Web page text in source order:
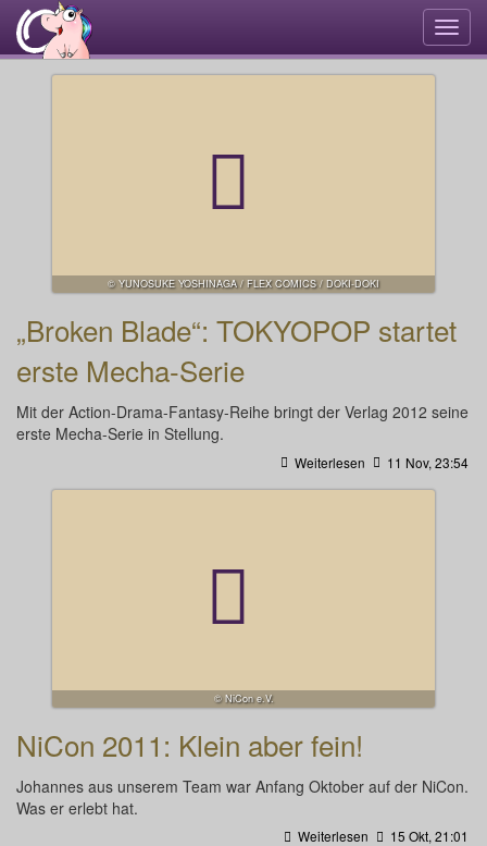
© YUNOSUKE YOSHINAGA / FLEX COMICS / DOKI-DOKI
„Broken Blade“: TOKYOPOP startet
erste Mecha-Serie
Mit der Action-Drama-Fantasy-Reihe bringt der Verlag 2012 seine
erste Mecha-Serie in Stellung.
Weiterlesen 11 Nov, 23:54
© NiCon e.V.
NiCon 2011: Klein aber fein!
Johannes aus unserem Team war Anfang Oktober auf der NiCon.
Was er erlebt hat.
Weiterlesen 15 Okt, 21:01